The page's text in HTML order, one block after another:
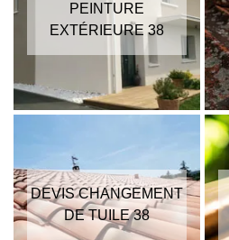
PEINTURE
EXTÉRIEURE 38
DEVIS CHANGEMENT
DE TUILE 38